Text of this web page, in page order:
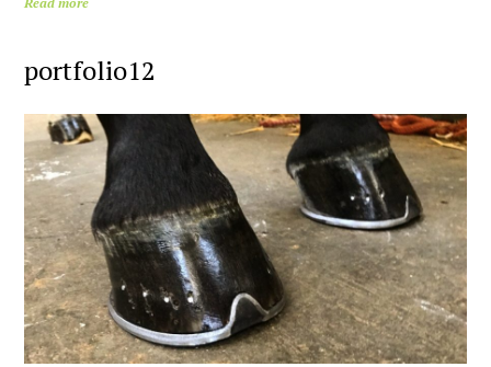
portfolio12